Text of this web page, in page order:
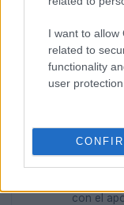
I want to allow
related to
functionality
user protection.
sino también
adaptarse a las
seguridad.
Newz
con el